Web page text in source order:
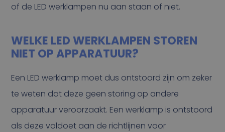
of de LED werklampen nu aan staan of niet.
WELKE LED WERKLAMPEN STOREN
NIET OP APPARATUUR?
Een LED werklamp moet dus ontstoord zijn om zeker
te weten dat deze geen storing op andere
apparatuur veroorzaakt. Een werklamp is ontstoord
als deze voldoet aan de richtlijnen voor